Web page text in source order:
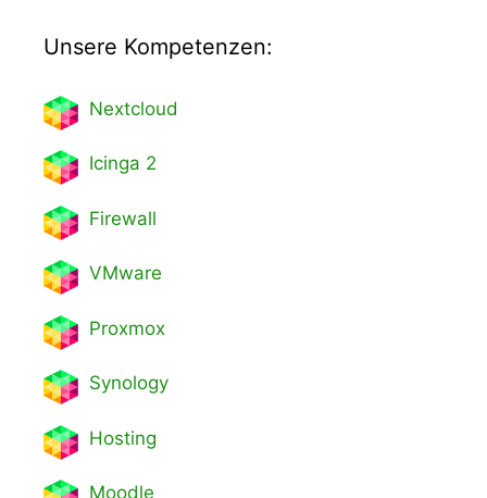
Unsere Kompetenzen:
Nextcloud
Icinga 2
Firewall
VMware
Proxmox
Synology
Hosting
Moodle